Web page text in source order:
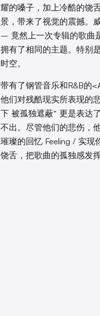
耀的嗓子，加上冷酷的饶
景，带来了视觉的震撼。
– 竟然上一次专辑的歌曲
拥有了相同的主题。特别
时空。
带有了钢管音乐和R&B的
他们对残酷现实所表现的
下 被孤独遮蔽“ 更是表达
不出。尽管他们的悲伤，
璀璨的回忆 Feeling / 实
饶舌，把歌曲的孤独感发